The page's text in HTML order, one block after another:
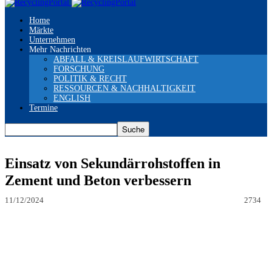
Home
Märkte
Unternehmen
Mehr Nachrichten
ABFALL & KREISLAUFWIRTSCHAFT
FORSCHUNG
POLITIK & RECHT
RESSOURCEN & NACHHALTIGKEIT
ENGLISH
Termine
Einsatz von Sekundärrohstoffen in
Zement und Beton verbessern
11/12/2024 2734